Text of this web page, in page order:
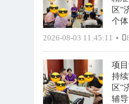
区“
个
2026-08-03 11:45:11 •
项
持
区“
辅